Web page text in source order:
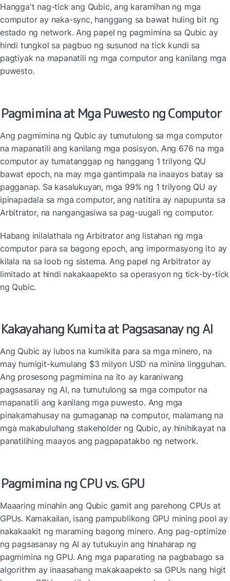
Hangga't nag-tick ang Qubic, ang karamihan ng mga
computor ay naka-sync, hanggang sa bawat huling bit ng
estado ng network. Ang papel ng pagmimina sa Qubic ay
hindi tungkol sa pagbuo ng susunod na tick kundi sa
pagtiyak na mapanatili ng mga computor ang kanilang mga
puwesto.
Pagmimina at Mga Puwesto ng Computor
Ang pagmimina ng Qubic ay tumutulong sa mga computor
na mapanatili ang kanilang mga posisyon. Ang 676 na mga
computor ay tumatanggap ng hanggang 1 trilyong QU
bawat epoch, na may mga gantimpala na inaayos batay sa
pagganap. Sa kasalukuyan, mga 99% ng 1 trilyong QU ay
ipinapadala sa mga computor, ang natitira ay napupunta sa
Arbitrator, na nangangasiwa sa pag-uugali ng computor.
Habang inilalathala ng Arbitrator ang listahan ng mga
computor para sa bagong epoch, ang impormasyong ito ay
kilala na sa loob ng sistema. Ang papel ng Arbitrator ay
limitado at hindi nakakaapekto sa operasyon ng tick-by-tick
ng Qubic.
Kakayahang Kumita at Pagsasanay ng AI
Ang Qubic ay lubos na kumikita para sa mga minero, na
may humigit-kumulang $3 milyon USD na minina lingguhan.
Ang prosesong pagmimina na ito ay karaniwang
pagsasanay ng AI, na tumutulong sa mga computor na
mapanatili ang kanilang mga puwesto. Ang mga
pinakamahusay na gumaganap na computor, malamang na
mga makabuluhang stakeholder ng Qubic, ay hinihikayat na
panatilihing maayos ang pagpapatakbo ng network.
Pagmimina ng CPU vs. GPU
Maaaring minahin ang Qubic gamit ang parehong CPUs at
GPUs. Kamakailan, isang pampublikong GPU mining pool ay
nakakaakit ng maraming bagong minero. Ang pag-optimize
ng pagsasanay ng AI ay tutukuyin ang hinaharap ng
pagmimina ng GPU. Ang mga paparating na pagbabago sa
algorithm ay inaasahang makakaapekto sa GPUs nang higit